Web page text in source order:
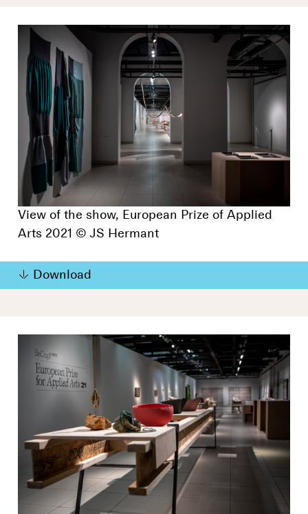
View of the show, European Prize of Applied
Arts 2021 © JS Hermant
Download